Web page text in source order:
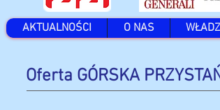
AKTUALNOŚCI O NAS
Oferta GÓRSKA